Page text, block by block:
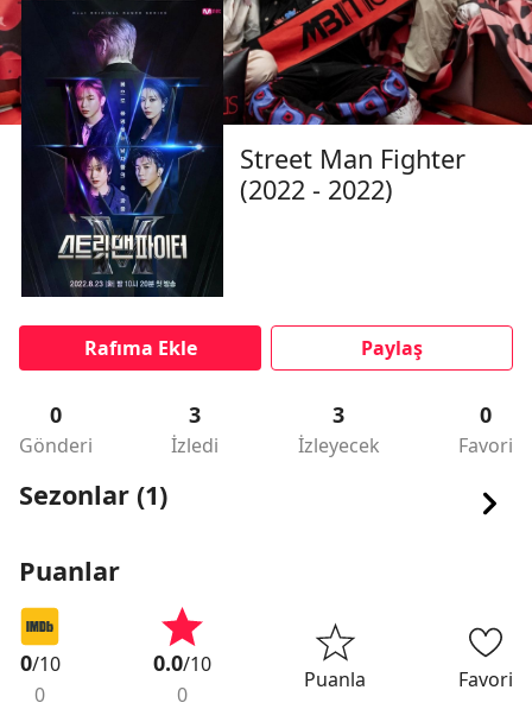
Street Man Fighter
(2022 - 2022)
Rafıma Ekle Paylaş
0
Gönderi
3
İzledi
3
İzleyecek
0
Favori
Sezonlar (1)
Puanlar
0/10
0
0.0/10
0
Puanla Favori